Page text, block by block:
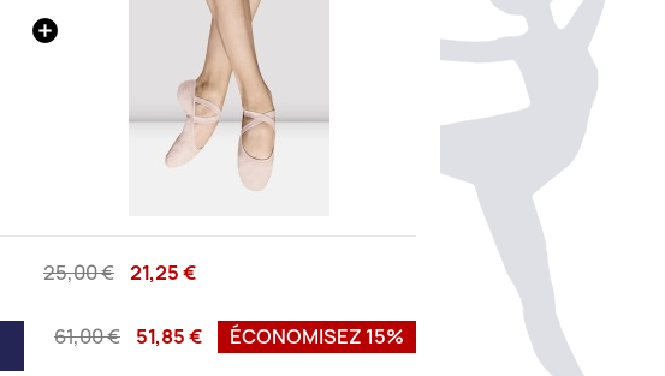
25,00 € 21,25 €
61,00 € 51,85 € ÉCONOMISEZ 15%